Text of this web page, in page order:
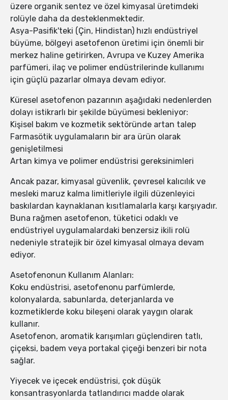
üzere organik sentez ve özel kimyasal üretimdeki
rolüyle daha da desteklenmektedir.
Asya-Pasifik'teki (Çin, Hindistan) hızlı endüstriyel
büyüme, bölgeyi asetofenon üretimi için önemli bir
merkez haline getirirken, Avrupa ve Kuzey Amerika
parfümeri, ilaç ve polimer endüstrilerinde kullanımı
için güçlü pazarlar olmaya devam ediyor.
Küresel asetofenon pazarının aşağıdaki nedenlerden
dolayı istikrarlı bir şekilde büyümesi bekleniyor:
Kişisel bakım ve kozmetik sektöründe artan talep
Farmasötik uygulamaların bir ara ürün olarak
genişletilmesi
Artan kimya ve polimer endüstrisi gereksinimleri
Ancak pazar, kimyasal güvenlik, çevresel kalıcılık ve
mesleki maruz kalma limitleriyle ilgili düzenleyici
baskılardan kaynaklanan kısıtlamalarla karşı karşıyadır.
Buna rağmen asetofenon, tüketici odaklı ve
endüstriyel uygulamalardaki benzersiz ikili rolü
nedeniyle stratejik bir özel kimyasal olmaya devam
ediyor.
Asetofenonun Kullanım Alanları:
Koku endüstrisi, asetofenonu parfümlerde,
kolonyalarda, sabunlarda, deterjanlarda ve
kozmetiklerde koku bileşeni olarak yaygın olarak
kullanır.
Asetofenon, aromatik karışımları güçlendiren tatlı,
çiçeksi, badem veya portakal çiçeği benzeri bir nota
sağlar.
Yiyecek ve içecek endüstrisi, çok düşük
konsantrasyonlarda tatlandırıcı madde olarak